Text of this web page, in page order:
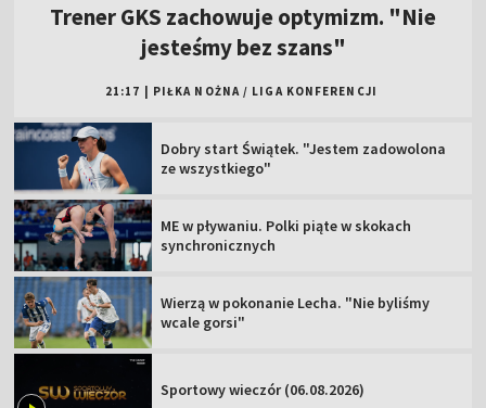
Trener GKS zachowuje optymizm. "Nie
jesteśmy bez szans"
21:17 PIŁKA NOŻNA / LIGA KONFERENCJI
Dobry start Świątek. "Jestem zadowolona
ze wszystkiego"
ME w pływaniu. Polki piąte w skokach
synchronicznych
Wierzą w pokonanie Lecha. "Nie byliśmy
wcale gorsi"
Sportowy wieczór (06.08.2026)